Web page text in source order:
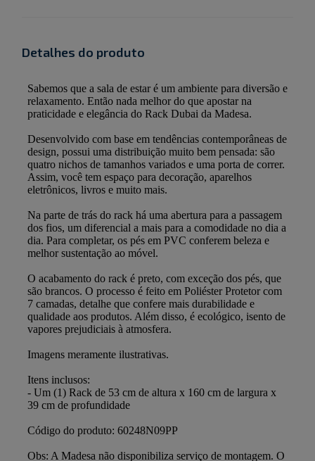
Detalhes do produto